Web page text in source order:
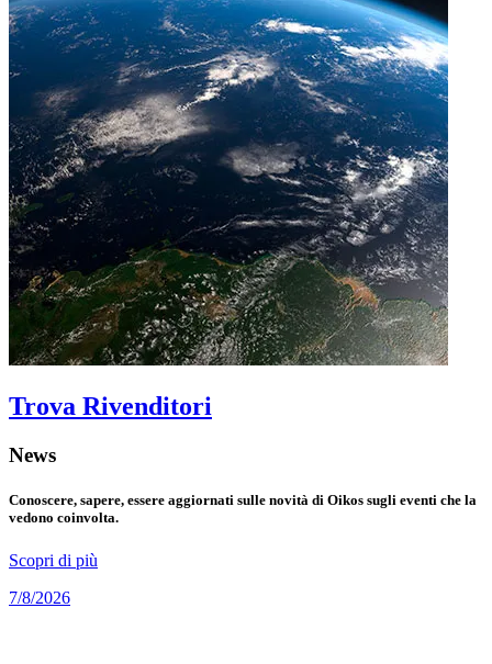
Trova Rivenditori
News
Conoscere, sapere, essere aggiornati sulle novità di Oikos sugli eventi che la
vedono coinvolta.
Scopri di più
7/8/2026